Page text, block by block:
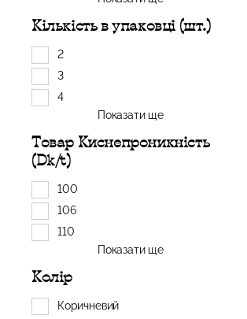
Кількість в упаковці (шт.)
2
3
4
Показати ще
Товар Киснепроникність
(Dk/t)
100
106
110
Показати ще
Колір
Коричневий